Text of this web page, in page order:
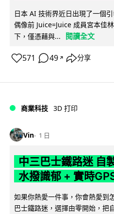
日本 AI 技術界近日出現了一個
偶像前 Juice=Juice 成員宮本佳
下，僅憑藉與...
閱讀全文
571 49 ↗ 分享
商業科技 3D 打印
Vin 1 日
中三巴士鐵路迷 自
水撥識郁 + 實時
如果你熱愛一件事，你會熱愛到
巴士鐵路迷，選擇由零開始，把